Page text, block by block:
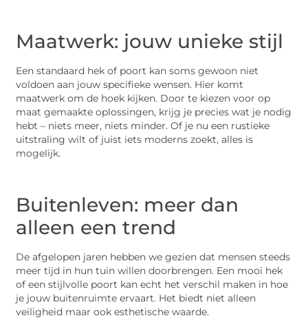
Maatwerk: jouw unieke stijl
Een standaard hek of poort kan soms gewoon niet
voldoen aan jouw specifieke wensen. Hier komt
maatwerk om de hoek kijken. Door te kiezen voor op
maat gemaakte oplossingen, krijg je precies wat je nodig
hebt – niets meer, niets minder. Of je nu een rustieke
uitstraling wilt of juist iets moderns zoekt, alles is
mogelijk.
Buitenleven: meer dan
alleen een trend
De afgelopen jaren hebben we gezien dat mensen steeds
meer tijd in hun tuin willen doorbrengen. Een mooi hek
of een stijlvolle poort kan echt het verschil maken in hoe
je jouw buitenruimte ervaart. Het biedt niet alleen
veiligheid maar ook esthetische waarde.